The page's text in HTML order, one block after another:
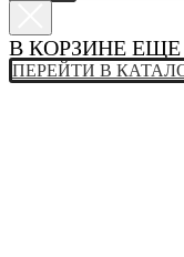
В КОРЗИНЕ
ПЕРЕЙТИ В